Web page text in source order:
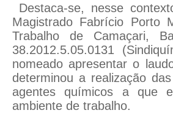
Destaca-se, nesse
Magistrado Fabrício Porto
Trabalho de Camaçari,
38.2012.5.05.0131
nomeado apresentar o
determinou a realização
agentes químicos a que
ambiente de trabalho.